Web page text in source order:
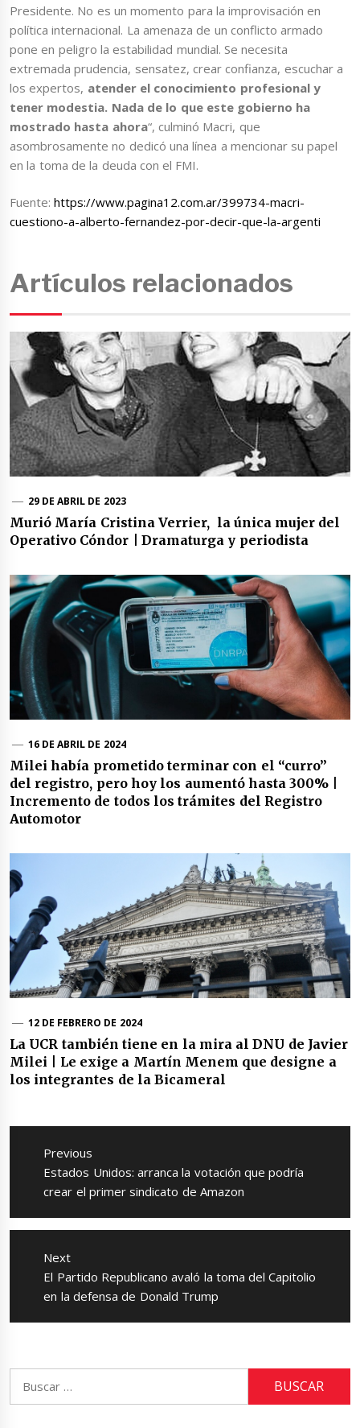
Presidente. No es un momento para la improvisación en
política internacional. La amenaza de un conflicto armado
pone en peligro la estabilidad mundial. Se necesita
extremada prudencia, sensatez, crear confianza, escuchar a
los expertos, atender el conocimiento profesional y
tener modestia. Nada de lo que este gobierno ha
mostrado hasta ahora“, culminó Macri, que
asombrosamente no dedicó una línea a mencionar su papel
en la toma de la deuda con el FMI.
Fuente:https://www.pagina12.com.ar/399734-macri-
cuestiono-a-alberto-fernandez-por-decir-que-la-argenti
Artículos relacionados
29 DE ABRIL DE 2023
Murió María Cristina Verrier, la única mujer del
Operativo Cóndor | Dramaturga y periodista
16 DE ABRIL DE 2024
Milei había prometido terminar con el “curro”
del registro, pero hoy los aumentó hasta 300% |
Incremento de todos los trámites del Registro
Automotor
12 DE FEBRERO DE 2024
La UCR también tiene en la mira al DNU de Javier
Milei | Le exige a Martín Menem que designe a
los integrantes de la Bicameral
Navegación
entradas
Previous
Previous
post:
Estados Unidos: arranca la votación que podría
crear el primer sindicato de Amazon
Next
Next
post:
El Partido Republicano avaló la toma del Capitolio
en la defensa de Donald Trump